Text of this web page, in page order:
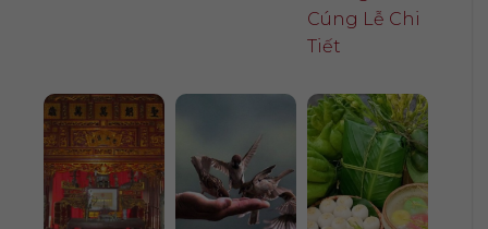
Cúng Lễ Chi
Tiết